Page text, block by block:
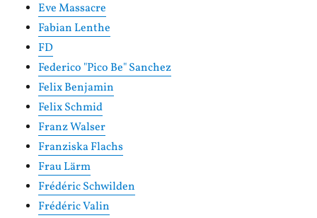
Eve Massacre
Fabian Lenthe
FD
Federico "Pico Be" Sanchez
Felix Benjamin
Felix Schmid
Franz Walser
Franziska Flachs
Frau Lärm
Frédéric Schwilden
Frédéric Valin